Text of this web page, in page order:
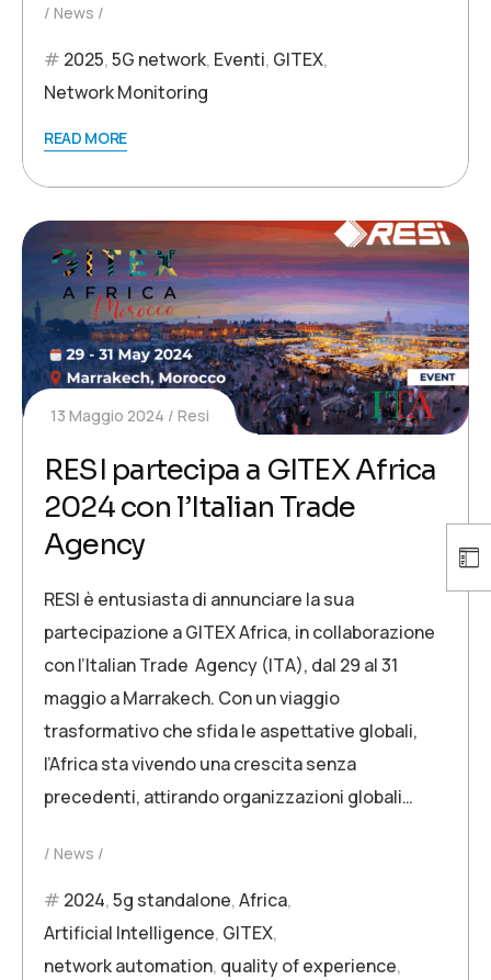
News
2025,5G network, Eventi, GITEX,
Network Monitoring
READ MORE
13 Maggio 2024 Resi
RESI partecipa a GITEX Africa
2024 con l’Italian Trade
Agency
RESI è entusiasta di annunciare la sua
partecipazione a GITEX Africa, in collaborazione
con l’Italian Trade Agency (ITA), dal 29 al 31
maggio a Marrakech. Con un viaggio
trasformativo che sfida le aspettative globali,
l’Africa sta vivendo una crescita senza
precedenti, attirando organizzazioni globali…
News
2024,5g standalone,Africa,
Artificial Intelligence, GITEX,
network automation, quality of experience,